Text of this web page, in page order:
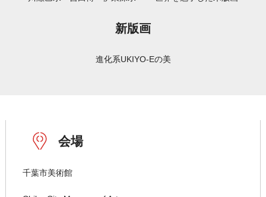
新版画
進化系UKIYO-Eの美
会場
千葉市美術館